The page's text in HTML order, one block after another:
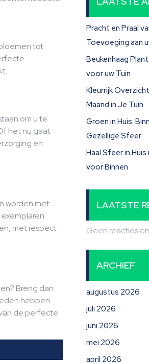
tot
om u te
het nu gaat
en
worden met
met respect
Breng dan
hebben.
de perfecte
Pracht en Praal
Toevoeging aan
Beukenhaag
voor uw Tuin
Kleurrijk
Maand in Je Tuin
Groen in Huis:
Gezellige Sfeer
Haal Sfeer in
voor Binnen
LAATSTE
Geen reacties
ARCHIEF
augustus 2026
juli 2026
juni 2026
mei 2026
april 2026